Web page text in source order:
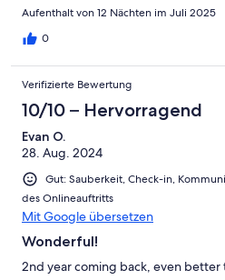
Aufenthalt von 12 Nächten im Juli 2025
0
Verifizierte Bewertung
10/10 – Hervorragend
Evan O.
28. Aug. 2024
Gut: Sauberkeit, Check-in,
des Onlineauftritts
Mit Google übersetzen
Wonderful!
2nd year coming back, even better